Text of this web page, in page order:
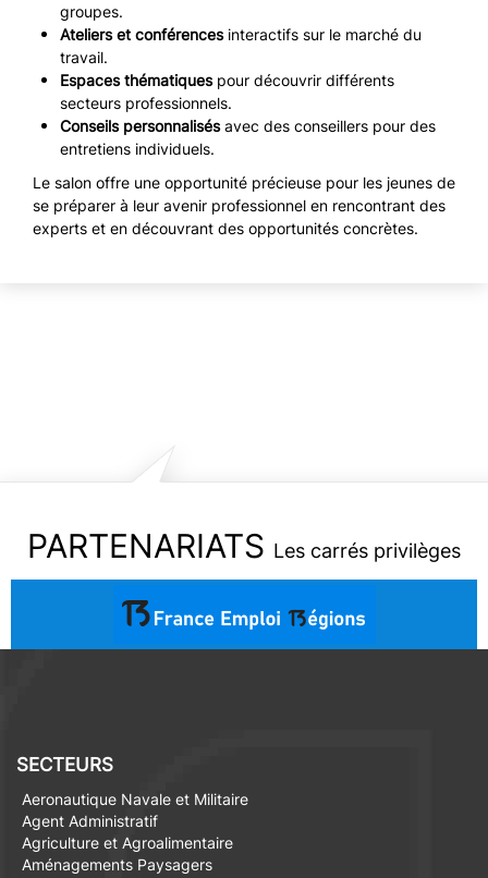
groupes.
Ateliers et conférencesinteractifs sur le marché du
travail.
Espaces thématiquespour découvrir différents
secteurs professionnels.
Conseils personnalisésavec des conseillers pour des
entretiens individuels.
Le salon offre une opportunité précieuse pour les jeunes de
se préparer à leur avenir professionnel en rencontrant des
experts et en découvrant des opportunités concrètes.
PARTENARIATS Les carrés privilèges
SECTEURS
Aeronautique Navale et Militaire
Agent Administratif
Agriculture et Agroalimentaire
Aménagements Paysagers